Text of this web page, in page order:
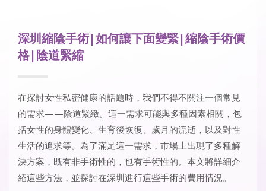
深圳縮陰手術|如何讓下面變緊|縮陰手術價
格|陰道緊縮
在探討女性私密健康的話題時，我們不得不關注一個常見
的需求——陰道緊緻。這一需求可能與多種因素相關，包
括女性的身體變化、生育後恢復、歲月的流逝，以及對性
生活的追求等。為了滿足這一需求，市場上出現了多種解
決方案，既有非手術性的，也有手術性的。本文將詳細介
紹這些方法，並探討在深圳進行這些手術的費用情況。